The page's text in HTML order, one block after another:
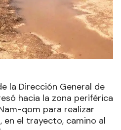
la Dirección General de
hacia la zona periférica
qom para realizar
en el trayecto, camino al